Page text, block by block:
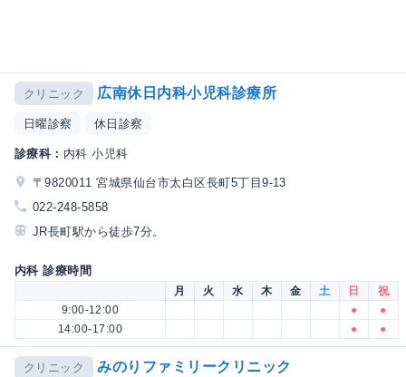
クリニック 広南休日内科小児科診療所
日曜診察 休日診察
診療科： 内科 小児科
〒9820011 宮城県仙台市太白区長町5丁目9-13
022-248-5858
JR長町駅から徒歩7分。
内科 診療時間
月 火 水 木 金 土 日
祝
9:00-12:00
●
●
14:00-17:00
● ●
クリニック みのりファミリークリニック